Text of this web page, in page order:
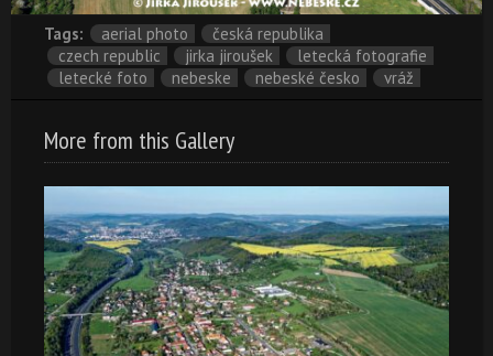
Tags: aerial photo
česká republika
czech republic
jirka jiroušek
letecká fotografie
letecké foto
nebeske nebeské česko vráž
More from this Gallery